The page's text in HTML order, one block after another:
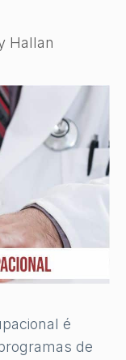
Hallan
é
de